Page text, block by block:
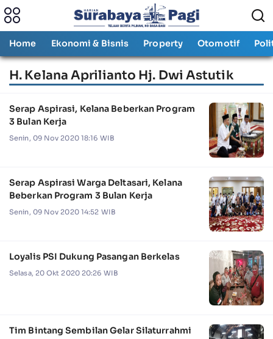
Home Ekonomi & Bisnis Property Otomotif
H. Kelana Aprilianto Hj. Dwi Astutik
Serap Aspirasi, Kelana Beberkan Program
3 Bulan Kerja
Senin, 09 Nov 2020 18:16 WIB
Serap Aspirasi Warga Deltasari, Kelana
Beberkan Program 3 Bulan Kerja
Senin, 09 Nov 2020 14:52 WIB
Loyalis PSI Dukung Pasangan Berkelas
Selasa, 20 Okt 2020 20:26 WIB
Tim Bintang Sembilan Gelar Silaturrahmi